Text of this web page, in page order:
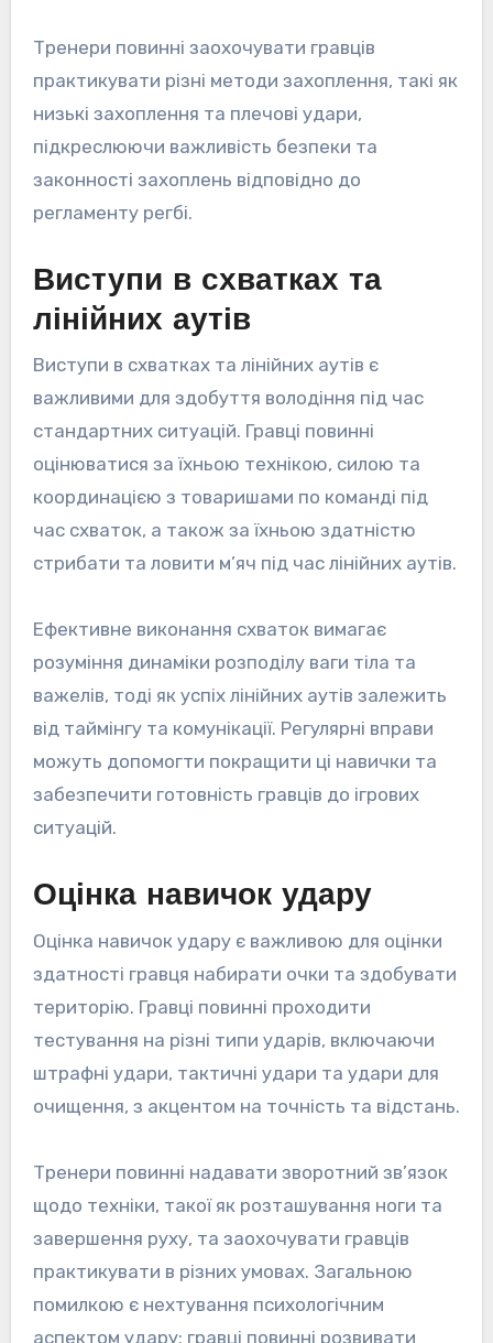
Тренери повинні заохочувати гравців
практикувати різні методи захоплення, такі як
низькі захоплення та плечові удари,
підкреслюючи важливість безпеки та
законності захоплень відповідно до
регламенту регбі.
Виступи в схватках та
лінійних аутів
Виступи в схватках та лінійних аутів є
важливими для здобуття володіння під час
стандартних ситуацій. Гравці повинні
оцінюватися за їхньою технікою, силою та
координацією з товаришами по команді під
час схваток, а також за їхньою здатністю
стрибати та ловити м’яч під час лінійних аутів.
Ефективне виконання схваток вимагає
розуміння динаміки розподілу ваги тіла та
важелів, тоді як успіх лінійних аутів залежить
від таймінгу та комунікації. Регулярні вправи
можуть допомогти покращити ці навички та
забезпечити готовність гравців до ігрових
ситуацій.
Оцінка навичок удару
Оцінка навичок удару є важливою для оцінки
здатності гравця набирати очки та здобувати
територію. Гравці повинні проходити
тестування на різні типи ударів, включаючи
штрафні удари, тактичні удари та удари для
очищення, з акцентом на точність та відстань.
Тренери повинні надавати зворотний зв’язок
щодо техніки, такої як розташування ноги та
завершення руху, та заохочувати гравців
практикувати в різних умовах. Загальною
помилкою є нехтування психологічним
аспектом удару; гравці повинні розвивати